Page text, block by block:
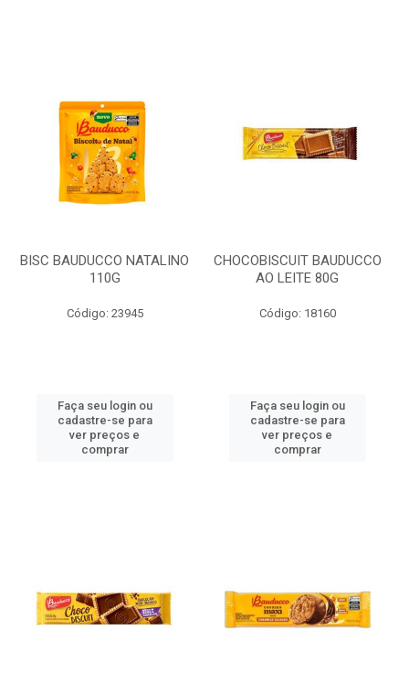
BISC BAUDUCCO NATALINO
110G
Código: 23945
Faça seu login ou
cadastre-se para
ver preços e
comprar
CHOCOBISCUIT BAUDUCCO
AO LEITE 80G
Código: 18160
Faça seu login ou
cadastre-se para
ver preços e
comprar